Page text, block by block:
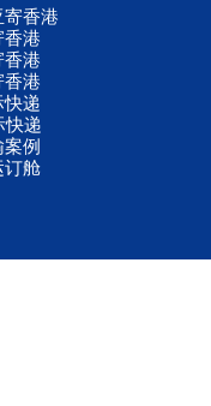
香港
港
港
港
递
快递
例
订舱